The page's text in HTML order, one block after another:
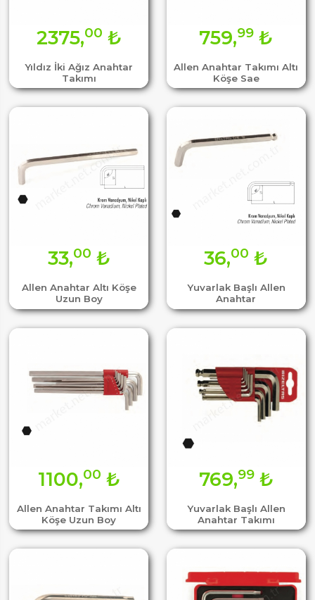
Yıldız İki Ağız Anahtar
Takımı
2375,00 ₺
Allen Anahtar Takımı Altı
Köşe Sae
759,99 ₺
Allen Anahtar Altı Köşe
Uzun Boy
33,00 ₺
Yuvarlak Başlı Allen
Anahtar
36,00 ₺
Allen Anahtar Takımı Altı
Köşe Uzun Boy
1100,00 ₺
Yuvarlak Başlı Allen
Anahtar Takımı
769,99₺